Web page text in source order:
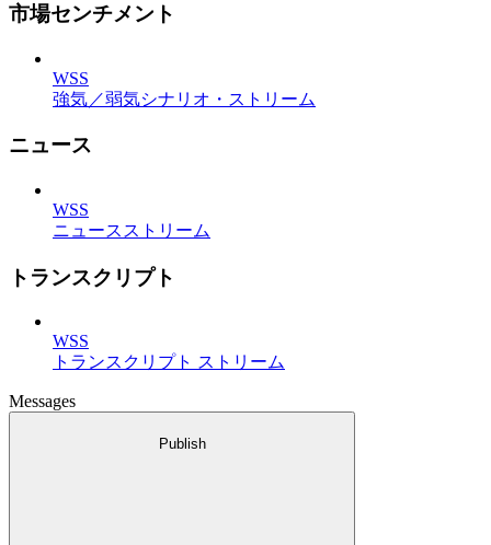
市場センチメント
WSS
強気／弱気シナリオ・ストリーム
ニュース
WSS
ニュースストリーム
トランスクリプト
WSS
トランスクリプト ストリーム
Messages
Publish